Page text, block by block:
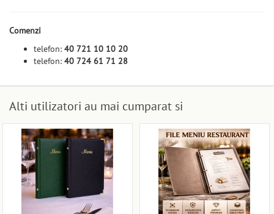
Comenzi
telefon: 40 721 10 10 20
telefon: 40 724 61 71 28
Alti utilizatori au mai cumparat si